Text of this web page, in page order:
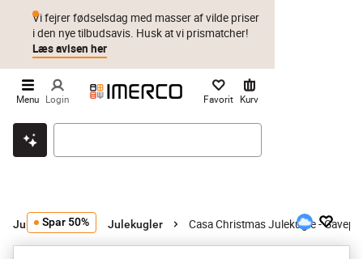
Klik & hent Byt i 1 år Prismatch
Vi fejrer fødselsdag med masser af vilde priser
i den nye tilbudsavis. Husk at vi prismatcher!
Læs avisen her
Menu Login Favorit Kurv
Juletræspynt Julekugler Casa Christmas Julekugle -
Spar 50%